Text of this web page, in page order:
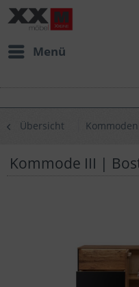
Menü
Übersicht Kommoden